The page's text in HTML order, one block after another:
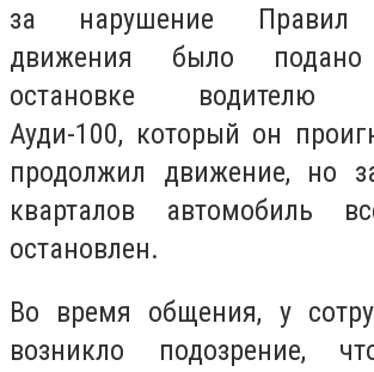
за нарушение Правил
движения было
остановке водителю
Ауди-100, который он
продолжил движение, но
кварталов автомобиль
остановлен.
Во время общения, у
возникло подозрение,